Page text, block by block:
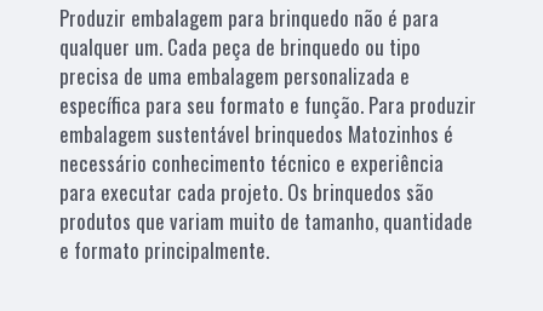
Produzir embalagem para brinquedo não é para
qualquer um. Cada peça de brinquedo ou tipo
precisa de uma embalagem personalizada e
específica para seu formato e função. Para produzir
embalagem sustentável brinquedos Matozinhos é
necessário conhecimento técnico e experiência
para executar cada projeto. Os brinquedos são
produtos que variam muito de tamanho, quantidade
e formato principalmente.